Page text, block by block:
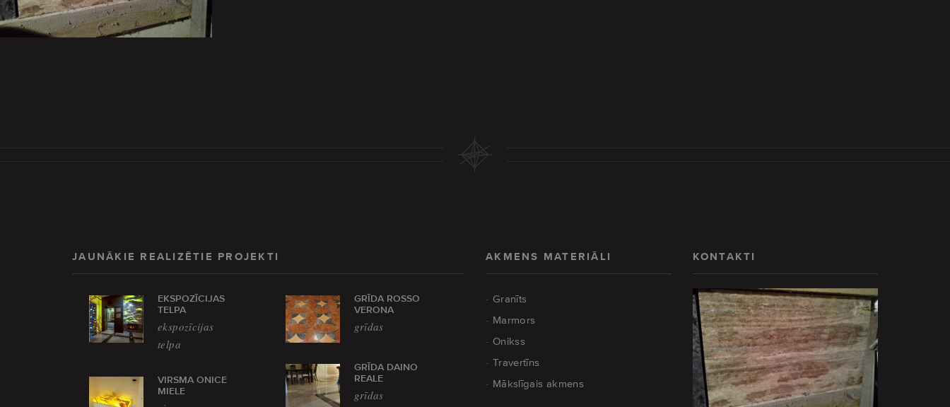
JAUNĀKIE REALIZĒTIE PROJEKTI
EKSPOZĪCIJAS
TELPA
ekspozīcijas
telpa
VIRSMA ONICE
MIELE
GRĪDA ROSSO
VERONA
grīdas
GRĪDA DAINO
REALE
grīdas
AKMENS MATERIĀLI
Granīts
Marmors
Onikss
Travertīns
Mākslīgais akmens
KONTAKTI